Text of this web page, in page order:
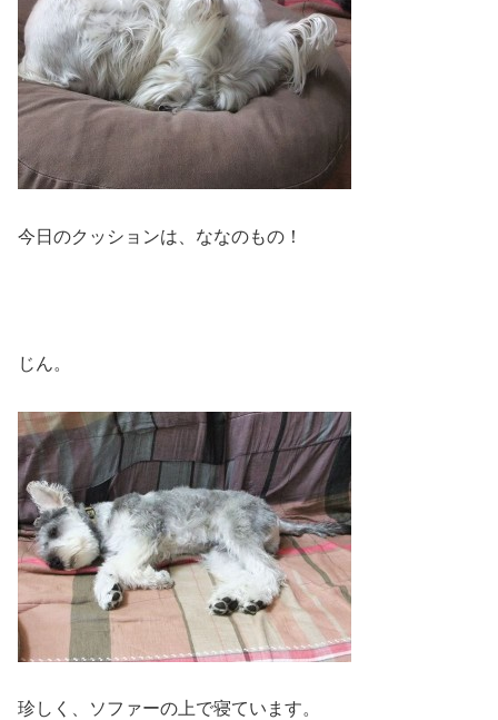
今日のクッションは、ななのもの！
じん。
珍しく、ソファーの上で寝ています。